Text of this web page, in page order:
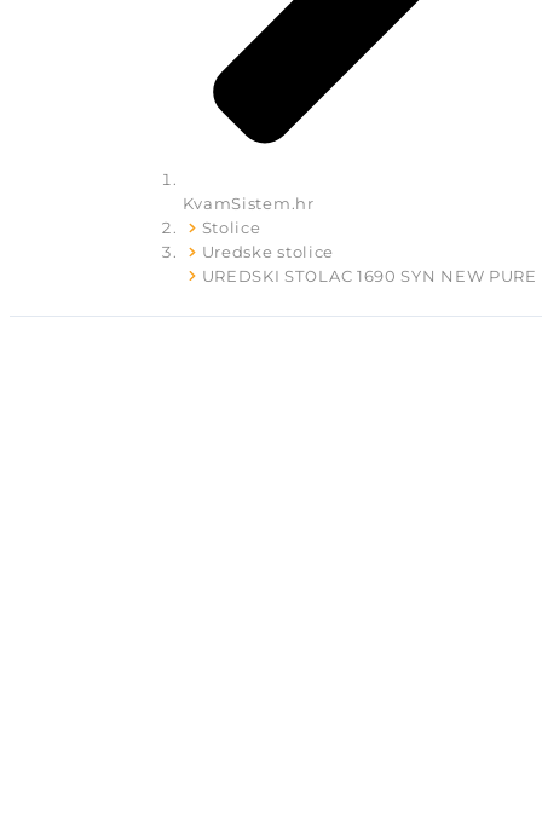
KvamSistem.hr
Stolice
Uredske stolice
UREDSKI STOLAC 1690 SYN NEW PURE